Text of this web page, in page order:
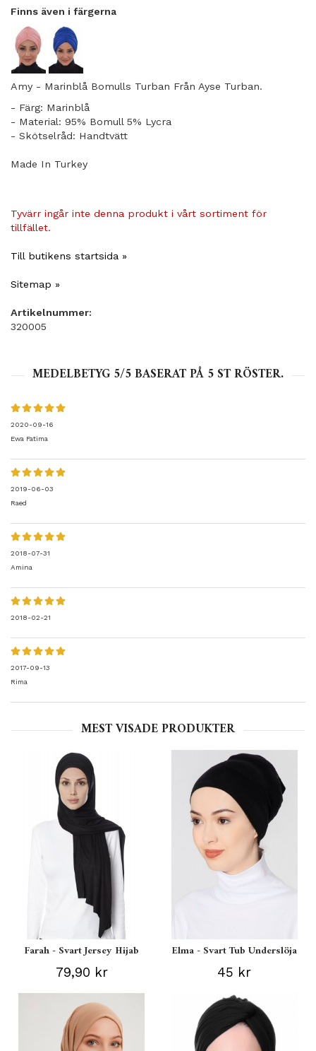
Finns även i färgerna
Amy - Marinblå Bomulls Turban Från Ayse Turban.
- Färg: Marinblå
- Material: 95% Bomull 5% Lycra
- Skötselråd: Handtvätt
Made In Turkey
Tyvärr ingår inte denna produkt i vårt sortiment för
tillfället.
Till butikens startsida »
Sitemap »
Artikelnummer:
320005
MEDELBETYG 5/5 BASERAT PÅ 5 ST RÖSTER.
2020-09-16
Ewa Fatima
2019-06-03
Raed
2018-07-31
Amina
2018-02-21
2017-09-13
Rima
MEST VISADE PRODUKTER
Farah - Svart Jersey Hijab
79,90 kr
Elma - Svart Tub Underslöja
45 kr